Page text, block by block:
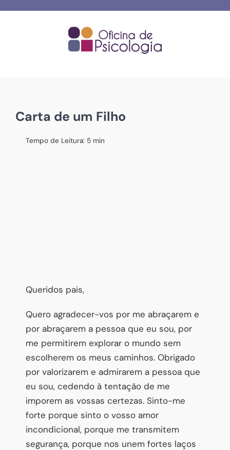
Carta de um Filho
Tempo de Leitura: 5 min
Queridos pais,
Quero agradecer-vos por me abraçarem e
por abraçarem a pessoa que eu sou, por
me permitirem explorar o mundo sem
escolherem os meus caminhos. Obrigado
por valorizarem e admirarem a pessoa que
eu sou, cedendo à tentação de me
imporem as vossas certezas. Sinto-me
forte porque sinto o vosso amor
incondicional, porque me transmitem
segurança, porque nos unem fortes laços